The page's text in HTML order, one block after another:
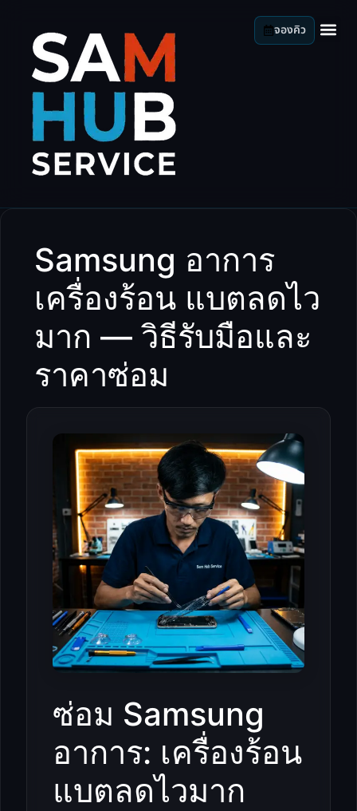
จองคิว
Samsung อาการ
เครื่องร้อน แบตลดไว
มาก — วิธีรับมือและ
ราคาซ่อม
ซ่อม Samsung
อาการ: เครื่องร้อน
แบตลดไวมาก